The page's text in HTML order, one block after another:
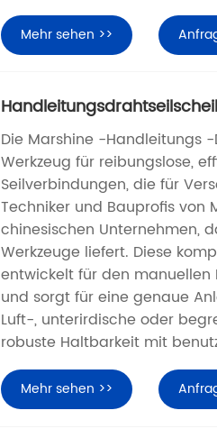
Mehr sehen >>
Die Marshine -Handleitungs
Werkzeug für reibungslose,
Seilverbindungen, die für
Techniker und Bauprofis von
chinesischen Unternehmen,
Werkzeuge liefert. Diese
entwickelt für den
und sorgt für eine genaue
Luft-, unterirdische oder
robuste Haltbarkeit mit
Mehr sehen >>